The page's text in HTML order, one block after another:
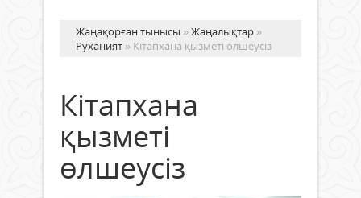
Жаңақорған тынысы »Жаңалықтар »
Руханият » Кітапхана қызметі өлшеусіз
Кітапхана
қызметі
өлшеусіз